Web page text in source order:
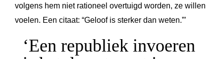
volgens hem niet rationeel overtuigd worden, ze willen
voelen. Een citaat: “Geloof is sterker dan weten.”’
‘Een republiek invoeren